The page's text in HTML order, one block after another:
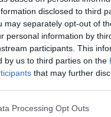
disclosed to third
may separately opt-out of
personal information by
participants. This
by us to third parties on the
that may further
this website/app uses one or
Processing Opt Outs